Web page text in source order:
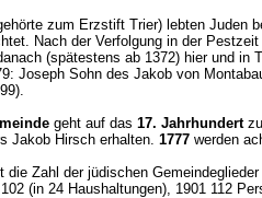
zum Erzstift Trier) lebten Juden
Nach der Verfolgung in der
(spätestens ab 1372) hier und
Joseph Sohn des Jakob von
geht auf das 17. Jahrhundert
Jakob Hirsch erhalten. 1777 werden
die Zahl der jüdischen
(in 24 Haushaltungen), 1901 112